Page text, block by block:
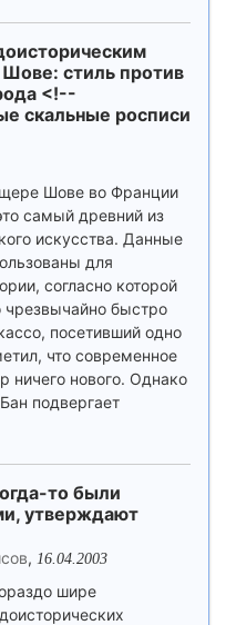
Шове: стиль против
<!--
скальные росписи
Шове во Франции
самый древний из
искусства. Данные
для
согласно которой
чрезвычайно быстро
посетивший одно
что современное
ничего нового. Однако
подвергает
то были
утверждают
, 16.04.2003
шире